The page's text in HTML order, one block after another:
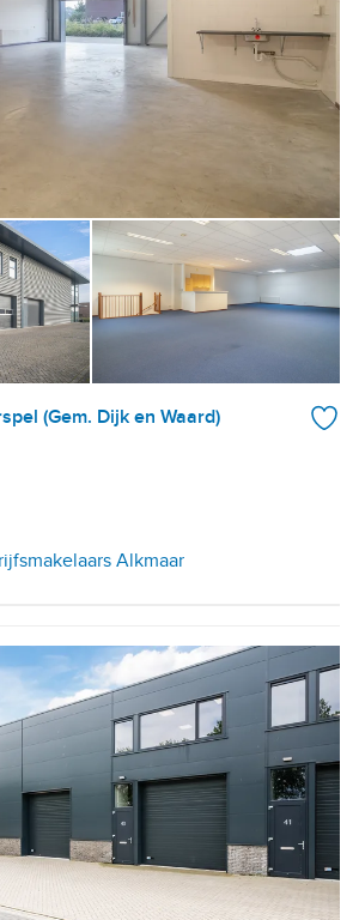
(Gem. Dijk en Waard)
Alkmaar